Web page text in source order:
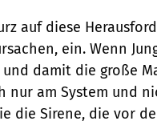
auf diese
ein. Wenn
damit die große
nur am System und
die Sirene, die vor